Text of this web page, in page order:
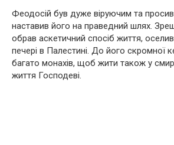
Феодосій був дуже віруючим та
наставив його на праведний шлях.
обрав аскетичний спосіб життя,
печері в Палестині. До його скромної
багато монахів, щоб жити також у
життя Господеві.